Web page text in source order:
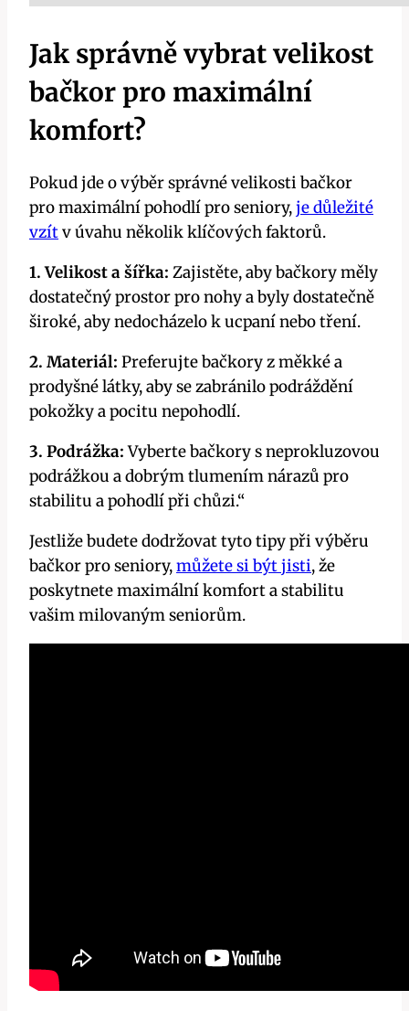
Jak správně vybrat velikost
bačkor pro maximální
komfort?
Pokud jde o výběr správné velikosti bačkor
pro maximální pohodlí pro seniory,je důležité
vzítv úvahu několik klíčových faktorů.
1. Velikost a šířka: Zajistěte, aby bačkory měly
dostatečný prostor pro nohy a byly dostatečně
široké, aby nedocházelo k ucpaní nebo tření.
2. Materiál: Preferujte bačkory z měkké a
prodyšné látky, aby se zabránilo podráždění
pokožky a pocitu nepohodlí.
3. Podrážka:Vyberte bačkory s neprokluzovou
podrážkou a dobrým tlumením nárazů pro
stabilitu a pohodlí při chůzi.“
Jestliže budete dodržovat tyto tipy při výběru
bačkor pro seniory,můžete si být jisti, že
poskytnete maximální komfort a stabilitu
vašim milovaným seniorům.